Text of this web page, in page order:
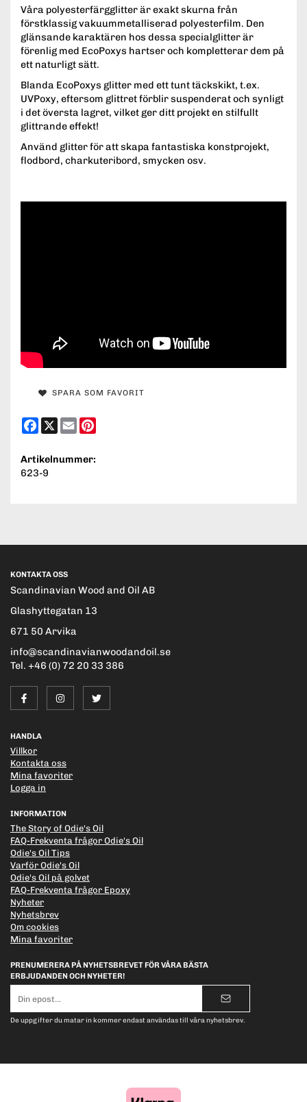
Våra polyesterfärgglitter är exakt skurna från
förstklassig vakuummetalliserad polyesterfilm. Den
glänsande karaktären hos dessa specialglitter är
förenlig med EcoPoxys hartser och kompletterar dem på
ett naturligt sätt.
Blanda EcoPoxys glitter med ett tunt täckskikt, t.ex.
UVPoxy, eftersom glittret förblir suspenderat och synligt
i det översta lagret, vilket ger ditt projekt en stilfullt
glittrande effekt!
Använd glitter för att skapa fantastiska konstprojekt,
flodbord, charkuteribord, smycken osv.
SPARA SOM FAVORIT
Facebook
X Email
Artikelnummer:
623-9
KONTAKTA OSS
Scandinavian Wood and Oil AB
Glashyttegatan 13
671 50 Arvika
info@scandinavianwoodandoil.se
Tel. +46 (0) 72 20 33 386
HANDLA
Villkor
Kontakta oss
Mina favoriter
Logga in
INFORMATION
The Story of Odie's Oil
FAQ-Frekventa frågor Odie's Oil
Odie's Oil Tips
Varför Odie's Oil
Odie's Oil på golvet
FAQ-Frekventa frågor Epoxy
Nyheter
Nyhetsbrev
Om cookies
Mina favoriter
PRENUMERERA PÅ NYHETSBREVET FÖR VÅRA BÄSTA
ERBJUDANDEN OCH NYHETER!
postadress
De uppgifter du matar in kommer endast användas till våra nyhetsbrev.